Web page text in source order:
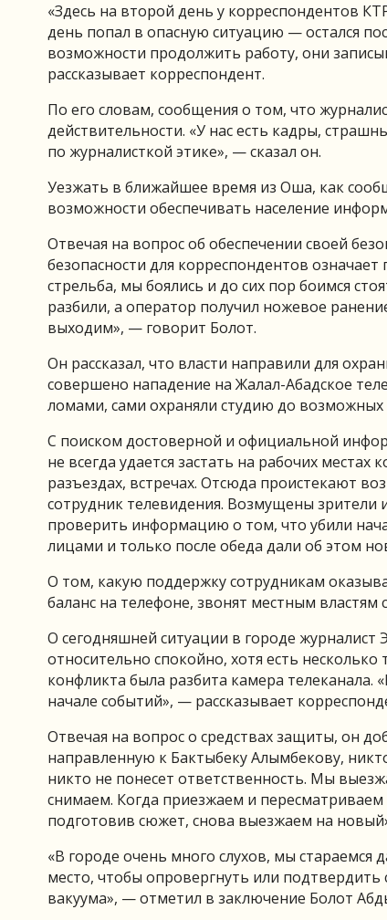
«Здесь на второй день у корреспондентов
день попал в опасную ситуацию — остался
возможности продолжить работу, они
рассказывает корреспондент.
По его словам, сообщения о том, что
действительности. «У нас есть кадры,
по журналисткой этике», — сказал он.
Уезжать в ближайшее время из Оша, как
возможности обеспечивать население
Отвечая на вопрос об обеспечении своей
безопасности для корреспондентов
стрельба, мы боялись и до сих пор боимся
разбили, а оператор получил ножевое
выходим», — говорит Болот.
Он рассказал, что власти направили для
совершено нападение на Жалал-Абадское
ломами, сами охраняли студию до возможных
С поиском достоверной и официальной
не всегда удается застать на рабочих
разъездах, встречах. Отсюда проистекают
сотрудник телевидения. Возмущены
проверить информацию о том, что убили
лицами и только после обеда дали об этом
О том, какую поддержку сотрудникам
баланс на телефоне, звонят местным
О сегодняшней ситуации в городе
относительно спокойно, хотя есть
конфликта была разбита камера
начале событий», — рассказывает
Отвечая на вопрос о средствах защиты, он
направленную к Бактыбеку Алымбекову,
никто не понесет ответственность. Мы
снимаем. Когда приезжаем и
подготовив сюжет, снова выезжаем на
«В городе очень много слухов, мы
место, чтобы опровергнуть или
вакуума», — отметил в заключение Болот